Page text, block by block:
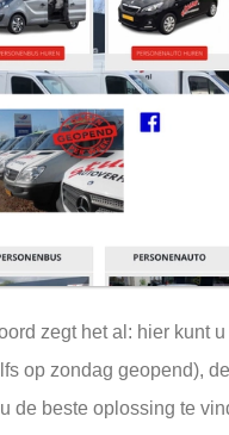
zegt het al: hier kunt
op zondag geopend),
de beste oplossing te